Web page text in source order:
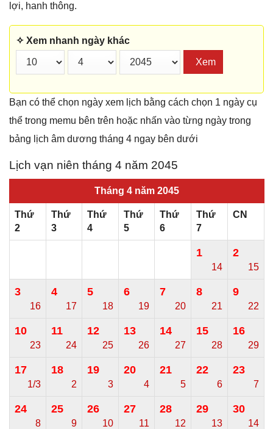
lợi, hanh thông.
✧ Xem nhanh ngày khác
Xem
Bạn có thể chọn ngày xem lịch bằng cách chọn 1 ngày cụ
thể trong memu bên trên hoặc nhấn vào từng ngày trong
bảng lịch âm dương tháng 4 ngay bên dưới
Lịch vạn niên tháng 4 năm 2045
Tháng 4 năm 2045
Thứ
2
Thứ
3
Thứ
4
Thứ
5
Thứ
6
Thứ
7
CN
1
14
2
15
3
16
4
17
5
18
6
19
7
20
8
21
9
22
10
23
11
24
12
25
13
26
14
27
15
28
16
29
17
1/3
18
2
19
3
20
4
21
5
22
6
23
7
24
8
25
9
26
10
27
11
28
12
29
13
30
14